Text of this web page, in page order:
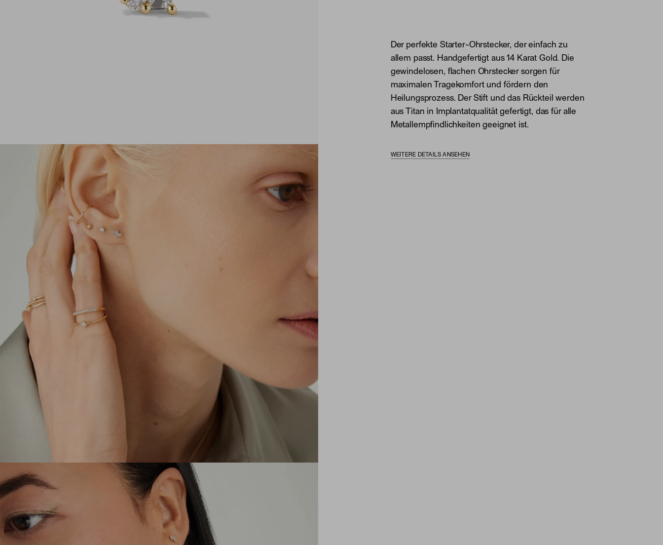
Der perfekte Starter-Ohrstecker, der einfach zu
allem passt. Handgefertigt aus 14 Karat Gold. Die
gewindelosen, flachen Ohrstecker sorgen für
maximalen Tragekomfort und fördern den
Heilungsprozess. Der Stift und das Rückteil werden
aus Titan in Implantatqualität gefertigt, das für alle
Metallempfindlichkeiten geeignet ist.
WEITERE DETAILS ANSEHEN